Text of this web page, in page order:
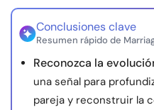
Conclusiones clave
Resumen rápido de
Reconozca la
una señal para
pareja y reconstruir la